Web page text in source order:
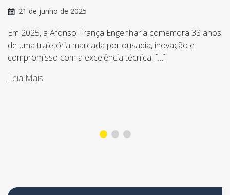
21 de junho de 2025
Em 2025, a Afonso França Engenharia comemora 33 anos
de uma trajetória marcada por ousadia, inovação e
compromisso com a excelência técnica. […]
Leia Mais